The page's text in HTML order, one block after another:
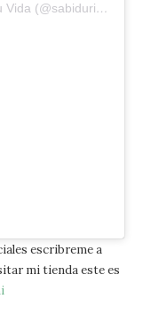
A post shared by Johanna I Simplifica tu Vida (@sabiduriademami)
escribreme a
mi tienda este es